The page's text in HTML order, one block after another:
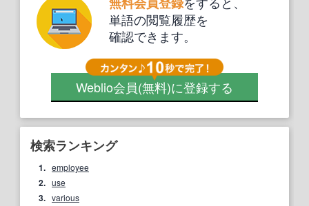
単語の閲覧履歴を
確認できます。
Weblio会員(無料)に登録する
検索ランキング
1. employee
2. use
3. various